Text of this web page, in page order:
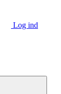
Log ind